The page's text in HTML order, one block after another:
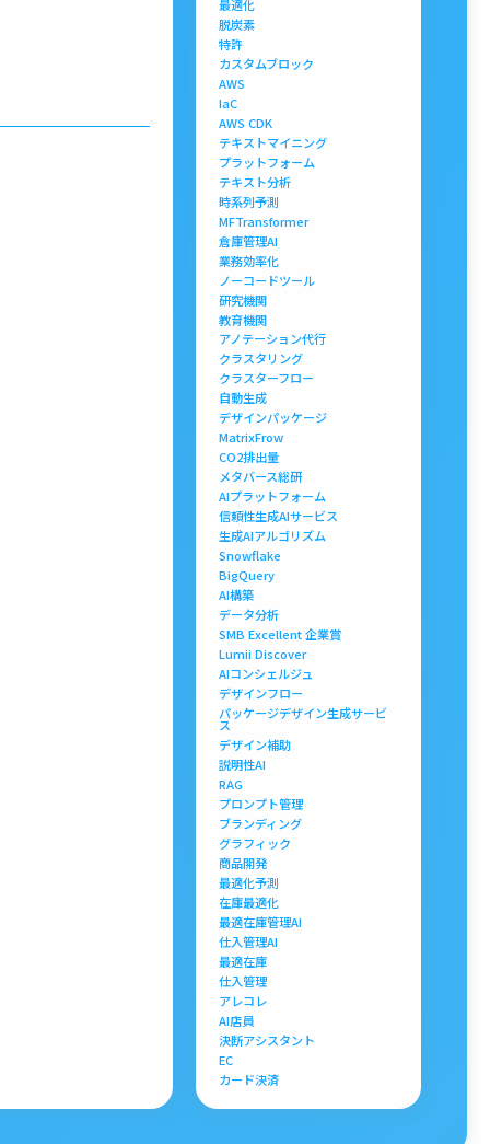
最適化
脱炭素
特許
カスタムブロック
AWS
IaC
AWS CDK
テキストマイニング
プラットフォーム
テキスト分析
時系列予測
MFTransformer
倉庫管理AI
業務効率化
ノーコードツール
研究機関
教育機関
アノテーション代行
クラスタリング
クラスターフロー
自動生成
デザインパッケージ
MatrixFrow
CO2排出量
メタバース総研
AIプラットフォーム
信頼性生成AIサービス
生成AIアルゴリズム
Snowflake
BigQuery
AI構築
データ分析
SMB Excellent 企業賞
Lumii Discover
AIコンシェルジュ
デザインフロー
パッケージデザイン生成サービ
ス
デザイン補助
説明性AI
RAG
プロンプト管理
ブランディング
グラフィック
商品開発
最適化予測
在庫最適化
最適在庫管理AI
仕入管理AI
最適在庫
仕入管理
アレコレ
AI店員
決断アシスタント
EC
カード決済